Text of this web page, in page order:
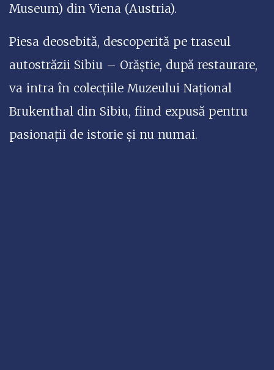
Museum) din Viena (Austria).
Piesa deosebită, descoperită pe traseul
autostrăzii Sibiu – Orăștie, după restaurare,
va intra în colecțiile Muzeului Național
Brukenthal din Sibiu, fiind expusă pentru
pasionații de istorie și nu numai.